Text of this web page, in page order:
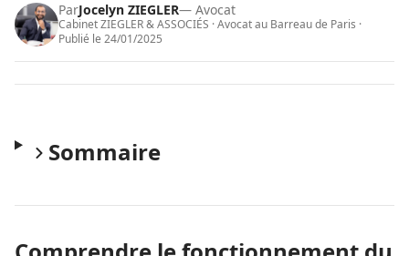
ParJocelyn ZIEGLER— Avocat
Cabinet ZIEGLER & ASSOCIÉS · Avocat au Barreau de Paris ·
Publié le 24/01/2025
Sommaire